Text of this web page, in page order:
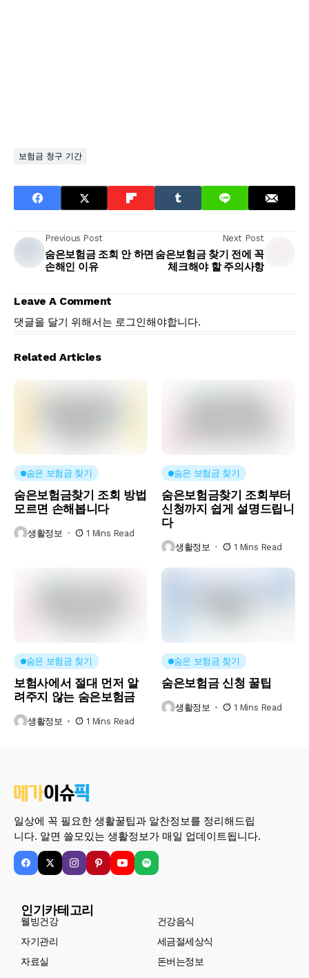
보험금 청구 기간
Previous Post
숨은보험금 조회 안 하면
손해인 이유
Next Post
숨은보험금 찾기 전에 꼭
체크해야 할 주의사항
Leave A Comment
댓글을 달기 위해서는 로그인해야합니다.
Related Articles
숨은 보험금 찾기
숨은보험금찾기 조회 방법
모르면 손해봅니다
생활정보 1 Mins Read
숨은 보험금 찾기
숨은보험금찾기 조회부터
신청까지 쉽게 설명드립니
다
생활정보 1 Mins Read
숨은 보험금 찾기
보험사에서 절대 먼저 알
려주지 않는 숨은보험금
생활정보 1 Mins Read
숨은 보험금 찾기
숨은보험금 신청 꿀팁
생활정보 1 Mins Read
일상에 꼭 필요한 생활꿀팁과 알찬정보를 정리해드립
니다. 알면 쓸모있는 생활정보가 매일 업데이트됩니다.
인기카테고리
웰빙건강
건강음식
자기관리
세금절세상식
자료실
돈버는정보